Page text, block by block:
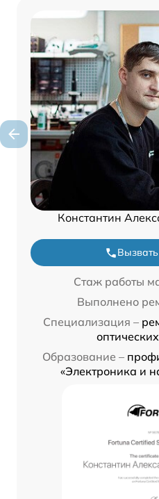
Константин
Стаж работы
Выполнено
Специализация –
Образование –
«Электроника и